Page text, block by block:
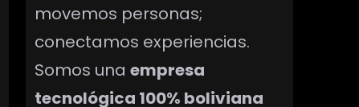
movemos personas;
conectamos experiencias.
Somos una empresa
tecnológica 100% boliviana